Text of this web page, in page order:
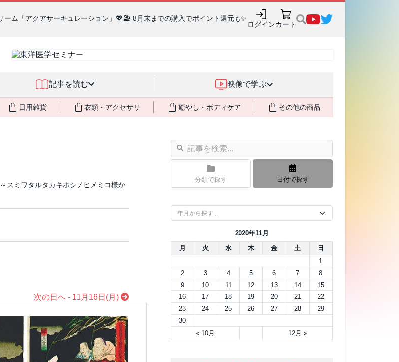
ム「アクアサーキュレーション」💖🏖️ 8月末までの購入でポイント還元も✨
ログインカート
記事を読む 映像で学ぶ
日用雑貨 衣類・アクセサリ 癒やし・ボディケア その他の商品
スミワタルタカキホシノヒメミコ様か
次の日へ - 11月16日(月)
分類で探す 日付で探す
2020年11月
月
火 水 木 金 土 日
« 10月 12月 »
1
2
3 4 5 6 7
8
9
10 11 12 13 14
15
16
17 18 19 20 21
22
23
24 25 26 27 28
29
30